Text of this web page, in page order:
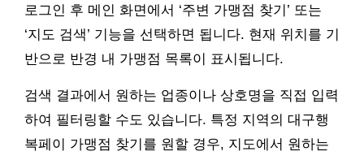
로그인 후 메인 화면에서 ‘주변 가맹점 찾기’ 또는
‘지도 검색’ 기능을 선택하면 됩니다. 현재 위치를 기
반으로 반경 내 가맹점 목록이 표시됩니다.
검색 결과에서 원하는 업종이나 상호명을 직접 입력
하여 필터링할 수도 있습니다. 특정 지역의 대구행
복페이 가맹점 찾기를 원할 경우, 지도에서 원하는